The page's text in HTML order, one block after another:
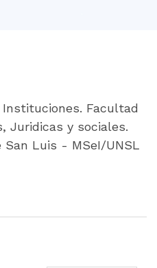
Facultad
Juridicas y sociales.
San Luis - MSeI/UNSL